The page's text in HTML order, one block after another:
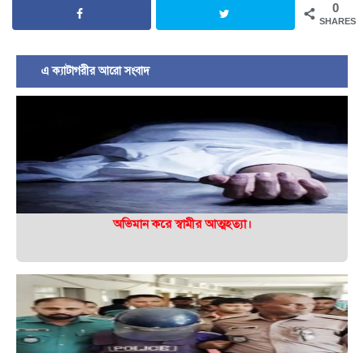
0
SHARES
এ ক্যাটাগরীর আরো সংবাদ
অভিমান করে স্বামীর আত্মহত্যা।